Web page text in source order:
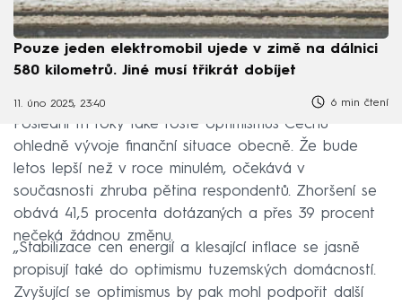
Pouze jeden elektromobil ujede v zimě na dálnici
580 kilometrů. Jiné musí třikrát dobíjet
11. úno 2025, 23:40 6 min čtení
Poslední tři roky také roste optimismus Čechů
ohledně vývoje finanční situace obecně. Že bude
letos lepší než v roce minulém, očekává v
současnosti zhruba pětina respondentů. Zhoršení se
obává 41,5 procenta dotázaných a přes 39 procent
nečeká žádnou změnu.
„Stabilizace cen energií a klesající inflace se jasně
propisují také do optimismu tuzemských domácností.
Zvyšující se optimismus by pak mohl podpořit další